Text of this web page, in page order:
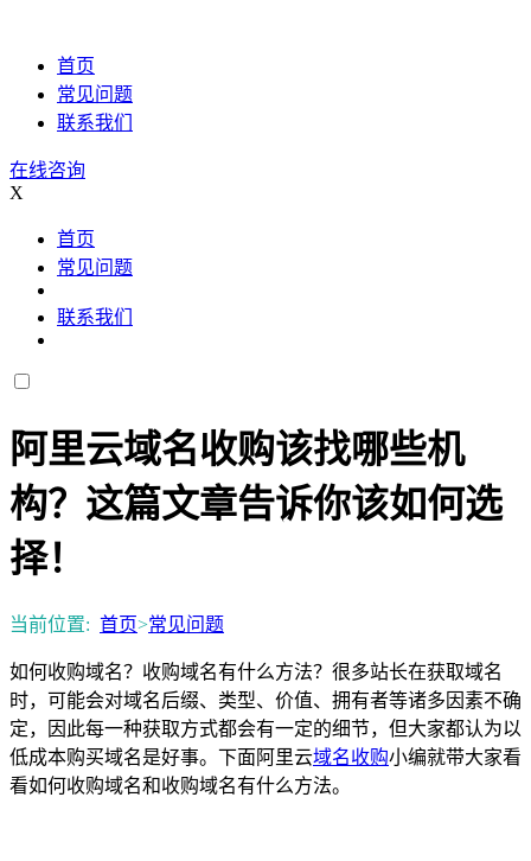
首页
常见问题
联系我们
在线咨询
X
首页
常见问题
联系我们
阿里云域名收购该找哪些机
构？这篇文章告诉你该如何选
择！
当前位置: 首页>常见问题
如何收购域名？收购域名有什么方法？很多站长在获取域名
时，可能会对域名后缀、类型、价值、拥有者等诸多因素不确
定，因此每一种获取方式都会有一定的细节，但大家都认为以
低成本购买域名是好事。下面阿里云域名收购小编就带大家看
看如何收购域名和收购域名有什么方法。